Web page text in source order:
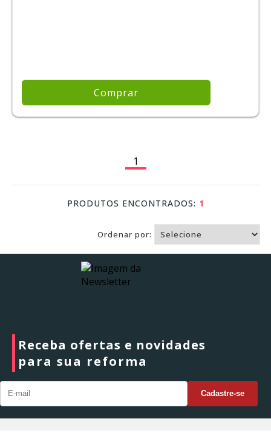
Comprar
1
PRODUTOS ENCONTRADOS: 1
Ordenar por:
Receba ofertas e novidades
para sua reforma